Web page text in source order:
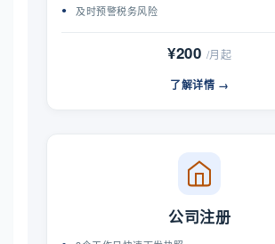
及时预警税务风险
¥200 /月起
了解详情 →
公司注册